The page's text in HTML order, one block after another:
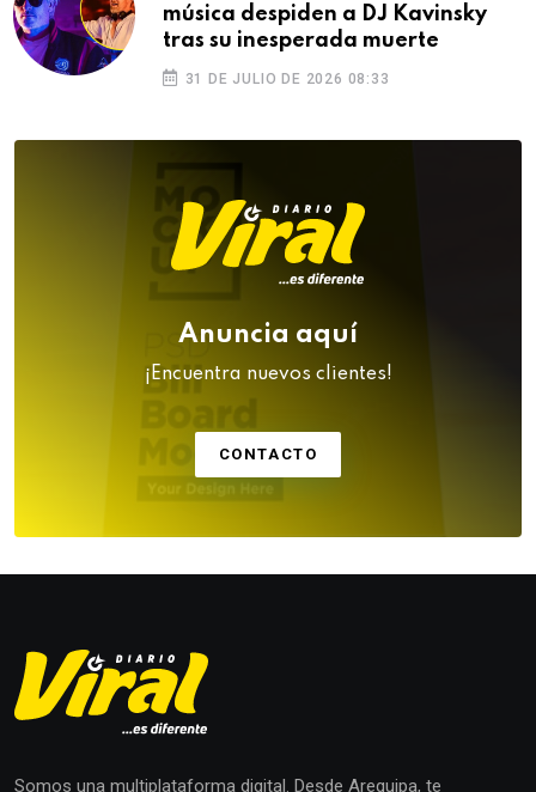
música despiden a DJ Kavinsky
tras su inesperada muerte
31 DE JULIO DE 2026 08:33
Anuncia aquí
¡Encuentra nuevos clientes!
CONTACTO
Somos una multiplataforma digital. Desde Arequipa, te